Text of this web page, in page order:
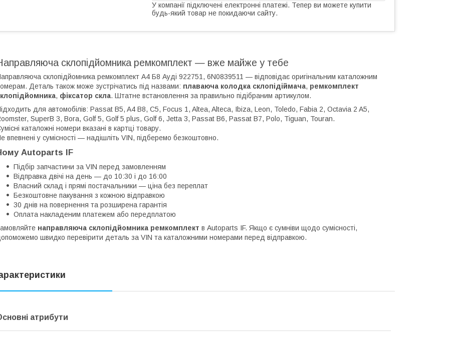
У компанії підключені електронні платежі. Тепер ви можете купити
будь-який товар не покидаючи сайту.
склопідйомника ремкомплект — вже майже у тебе
склопідйомника ремкомплект А4 Б8 Ауді 922751, 6N0839511 — відповідає оригінальним каталожним
Деталь також може зустрічатись під назвами: плаваюча колодка склопідіймача, ремкомплект
, фіксатор скла. Штатне встановлення за правильно підібраним артикулом.
для автомобілів: Passat B5, A4 B8, C5, Focus 1, Altea, Alteca, Ibiza, Leon, Toledo, Fabia 2, Octavia 2 A5,
SuperB 3, Bora, Golf 5, Golf 5 plus, Golf 6, Jetta 3, Passat B6, Passat B7, Polo, Tiguan, Touran.
каталожні номери вказані в картці товару.
впевнені у сумісності — надішліть VIN, підберемо безкоштовно.
Autoparts IF
Підбір запчастини за VIN перед замовленням
Відправка двічі на день — до 10:30 і до 16:00
Власний склад і прямі постачальники — ціна без переплат
Безкоштовне пакування з кожною відправкою
30 днів на повернення та розширена гарантія
Оплата накладеним платежем або передплатою
направляюча склопідйомника ремкомплект в Autoparts IF. Якщо є сумніви щодо сумісності,
швидко перевірити деталь за VIN та каталожними номерами перед відправкою.
атрибути